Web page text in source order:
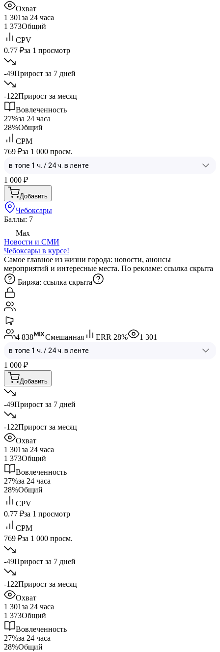
Охват
1 301за 24 часа
1 373Общий
CPV
0.77 ₽за 1 просмотр
-49Прирост за 7 дней
-122Прирост за месяц
Вовлеченность
27%за 24 часа
28%Общий
CPM
769 ₽за 1 000 просм.
1 000 ₽
Добавить
Чебоксары
Баллы: 7
Max
Новости и СМИ
Чебоксары в курсе!
Самое главное из жизни города: новости, анонсы
мероприятий и интересные места. По рекламе: ссылка скрыта
Биржа: ссылка скрыта
4 838 Смешанная ERR 28% 1 301
1 000 ₽
Добавить
-49Прирост за 7 дней
-122Прирост за месяц
Охват
1 301за 24 часа
1 373Общий
Вовлеченность
27%за 24 часа
28%Общий
CPV
0.77 ₽за 1 просмотр
CPM
769 ₽за 1 000 просм.
-49Прирост за 7 дней
-122Прирост за месяц
Охват
1 301за 24 часа
1 373Общий
Вовлеченность
27%за 24 часа
28%Общий